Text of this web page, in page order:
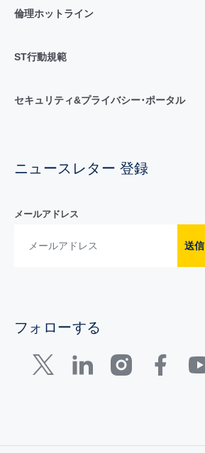
倫理ホットライン
ST行動規範
セキュリティ&プライバシー･ポータル
ニュースレター 登録
メールアドレス
送信
フォローする